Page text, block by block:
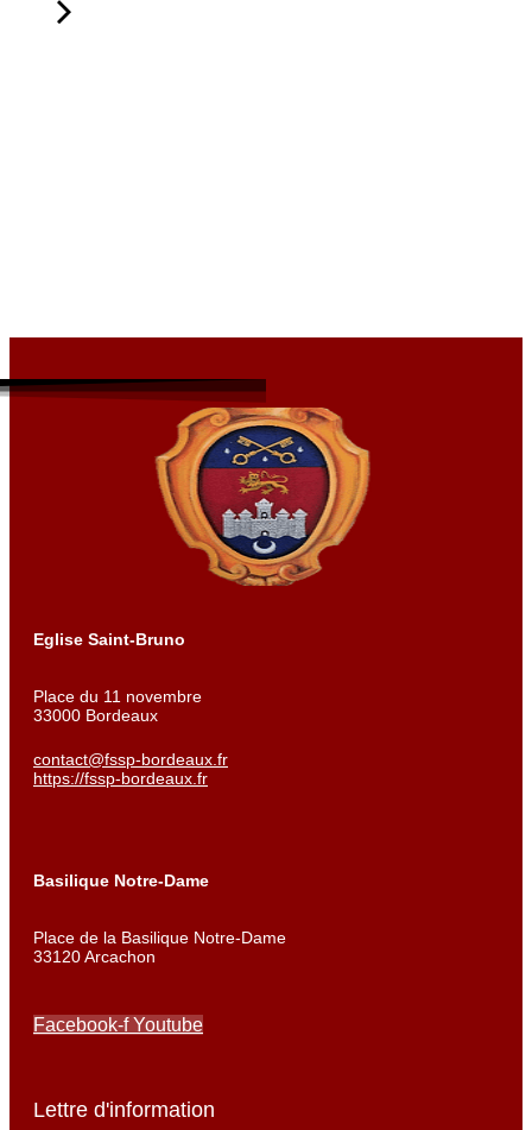
Eglise Saint-Bruno
Place du 11 novembre
33000 Bordeaux
contact@fssp-bordeaux.fr
https://fssp-bordeaux.fr
Basilique Notre-Dame
Place de la Basilique Notre-Dame
33120 Arcachon
Facebook-f Youtube
Lettre d'information